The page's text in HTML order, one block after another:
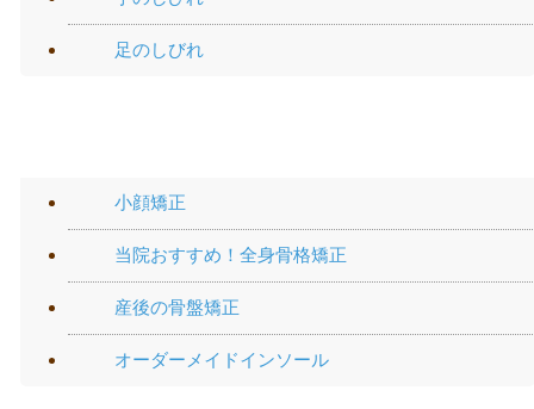
足のしびれ
小顔矯正
当院おすすめ！全身骨格矯正
産後の骨盤矯正
オーダーメイドインソール